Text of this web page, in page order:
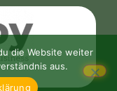
die Website weiter
aus.